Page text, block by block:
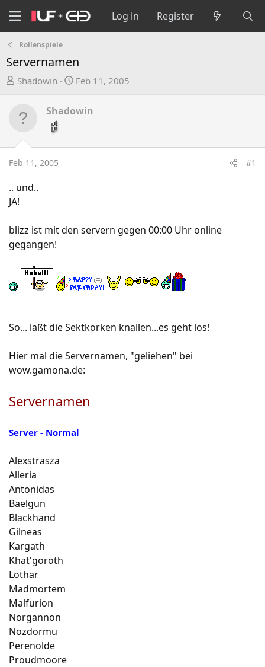
Log in Register
Rollenspiele
Servernamen
T
e
d
s
t
a
r
r
Shadowin
S
d
t
Feb 11, 2005
Shadowin
Feb 11, 2005 #1
.. und..
JA!
blizz ist mit den servern gegen 00:00 Uhr online
gegangen!
So... laßt die Sektkorken knallen...es geht los!
Hier mal die Servernamen, "geliehen" bei
wow.gamona.de:
Servernamen
Server - Normal
Alexstrasza
Alleria
Antonidas
Baelgun
Blackhand
Gilneas
Kargath
Khat'goroth
Lothar
Madmortem
Malfurion
Norgannon
Nozdormu
Perenolde
Proudmoore